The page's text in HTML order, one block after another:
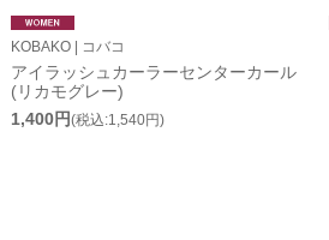
KOBAKO | コバコ
アイラッシュカーラーセンターカール
(リカモグレー)
1,400円(税込:1,540円)